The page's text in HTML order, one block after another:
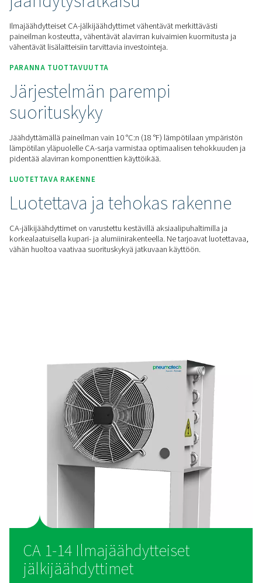
Koti Paineilman Käsittely
Kondensaation Hallinta
Jälkijäähdyttimet
CA 1-14
KUSTANNUSTEHOKAS
Kustannustehokas
jäähdytysratkaisu
Ilmajäähdytteiset CA-jälkijäähdyttimet vähentävät
paineilman kosteutta, vähentävät alavirran kuivaimien
vähentävät lisälaitteisiin tarvittavia investointeja.
PARANNA TUOTTAVUUTTA
Järjestelmän parempi
LUOTETTAVA RAKENNE
Luotettava ja tehokas
CA-jälkijäähdyttimet on varustettu kestävillä
korkealaatuisella kupari- ja alumiinirakenteella. Ne
vähän huoltoa vaativaa suorituskykyä jatkuvaan käyttöön.